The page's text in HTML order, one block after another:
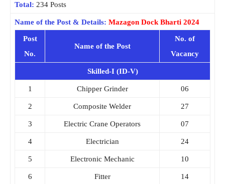
Total: 234 Posts
Name of the Post & Details: Mazagon Dock Bharti 2024
Post
No.
Name of the Post
No. of
Vacancy
Skilled-I (ID-V)
1 Chipper Grinder 06
2 Composite Welder 27
3 Electric Crane Operators 07
4 Electrician 24
5 Electronic Mechanic 10
6 Fitter 14